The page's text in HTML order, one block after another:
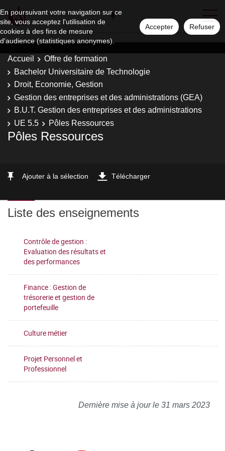
En poursuivant votre navigation sur ce
site, vous acceptez l'utilisation de
cookies à des fins de mesure
d'audience (statistiques anonymes).
Accepter Refuser
Accueil
Offre de formation
Bachelor Universitaire de Technologie
Droit, Economie, Gestion
Gestion des entreprises et des administrations (GEA)
B.U.T. Gestion des entreprises et des administrations
UE 5.5
Pôles Ressources
Pôles Ressources
Ajouter à la sélection Télécharger
Liste des enseignements
Contrôle de gestion :
Evaluation des résultats et
des performances
Finance : Gestion de
trésorerie et gestion de
portefeuille
Culture métier
Projet Personnel et
Professionnel
Dernière mise à jour le 31 mars 2023